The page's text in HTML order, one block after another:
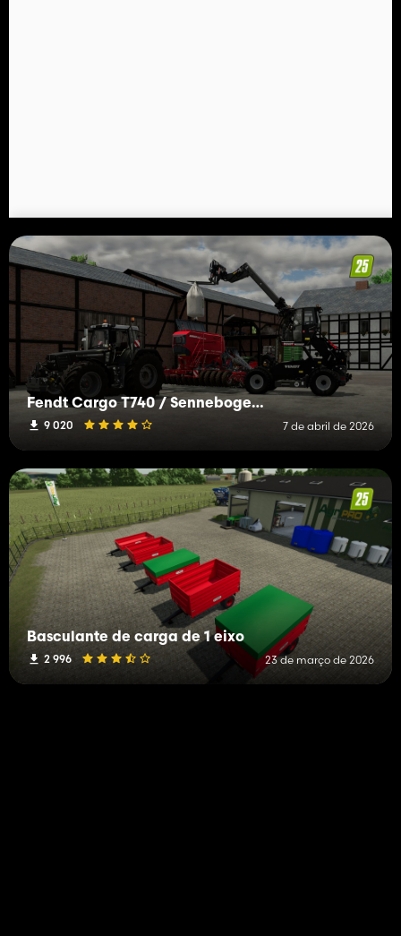
Fendt Cargo T740 / Sennebogen 340G
9 020 7 de abril de 2026
Basculante de carga de 1 eixo
2 996 23 de março de 2026